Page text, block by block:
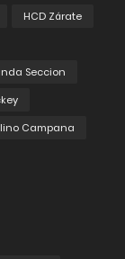
HCD Zárate
Seccion
Campana